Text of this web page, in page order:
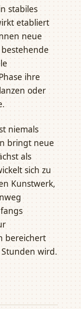
stabiles
etabliert
neue
ihre
oder
niemals
bringt neue
als
sich zu
Kunstwerk,
bereichert
wird.